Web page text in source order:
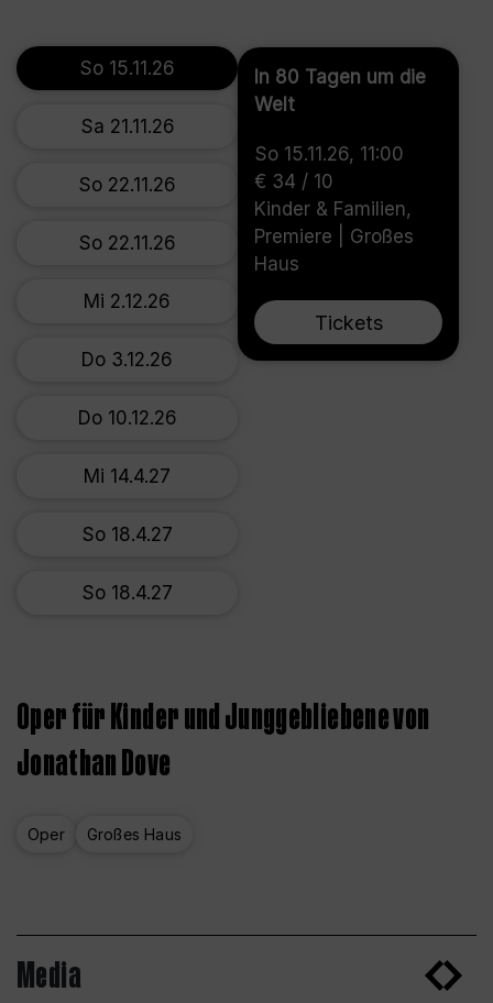
So 15.11.26
Sa 21.11.26
So 22.11.26
So 22.11.26
Mi 2.12.26
Do 3.12.26
Do 10.12.26
Mi 14.4.27
So 18.4.27
So 18.4.27
In 80 Tagen um die
Welt
So 15.11.26, 11:00
€ 34 / 10
Kinder & Familien,
Premiere | Großes
Haus
Tickets
Oper für Kinder und Junggebliebene von
Jonathan Dove
Oper Großes Haus
Media